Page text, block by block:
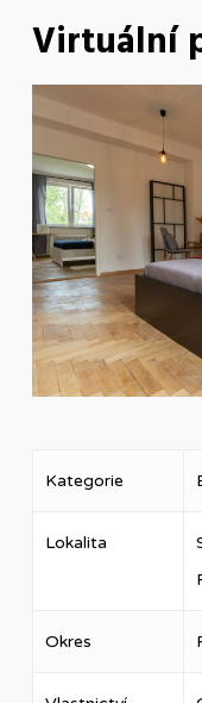
Virtuální
Kategorie
Lokalita
Okres